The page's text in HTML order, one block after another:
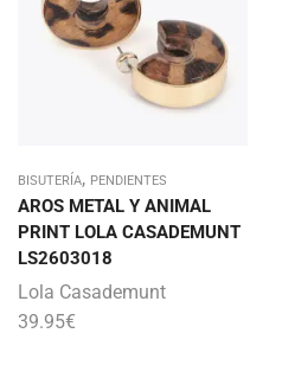
BISUTERÍA, PENDIENTES
AROS METAL Y ANIMAL
PRINT LOLA CASADEMUNT
LS2603018
Lola Casademunt
39.95€